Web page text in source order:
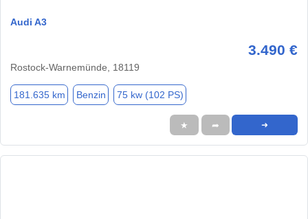
Audi A3
3.490 €
Rostock-Warnemünde, 18119
181.635 km Benzin 75 kw (102 PS)
★ ➦ ➜